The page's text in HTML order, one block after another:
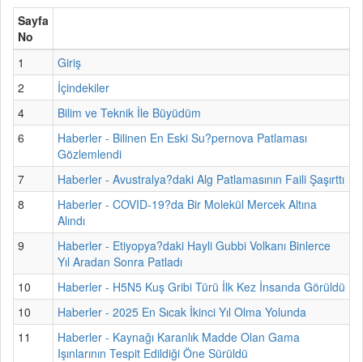
Sayfa
No
1
Giriş
2
İçindekiler
4
Bilim ve Teknik İle Büyüdüm
6
Haberler - Bilinen En Eski Su?pernova Patlaması
Gözlemlendi
7
Haberler - Avustralya?daki Alg Patlamasının Faili Şaşırttı
8
Haberler - COVID-19?da Bir Molekül Mercek Altına
Alındı
9
Haberler - Etiyopya?daki Hayli Gubbi Volkanı Binlerce
Yıl Aradan Sonra Patladı
10
Haberler - H5N5 Kuş Gribi Türü İlk Kez İnsanda Görüldü
10
Haberler - 2025 En Sıcak İkinci Yıl Olma Yolunda
11
Haberler - Kaynağı Karanlık Madde Olan Gama
Işınlarının Tespit Edildiği Öne Sürüldü